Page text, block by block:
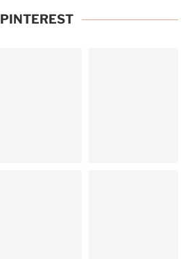
PINTEREST